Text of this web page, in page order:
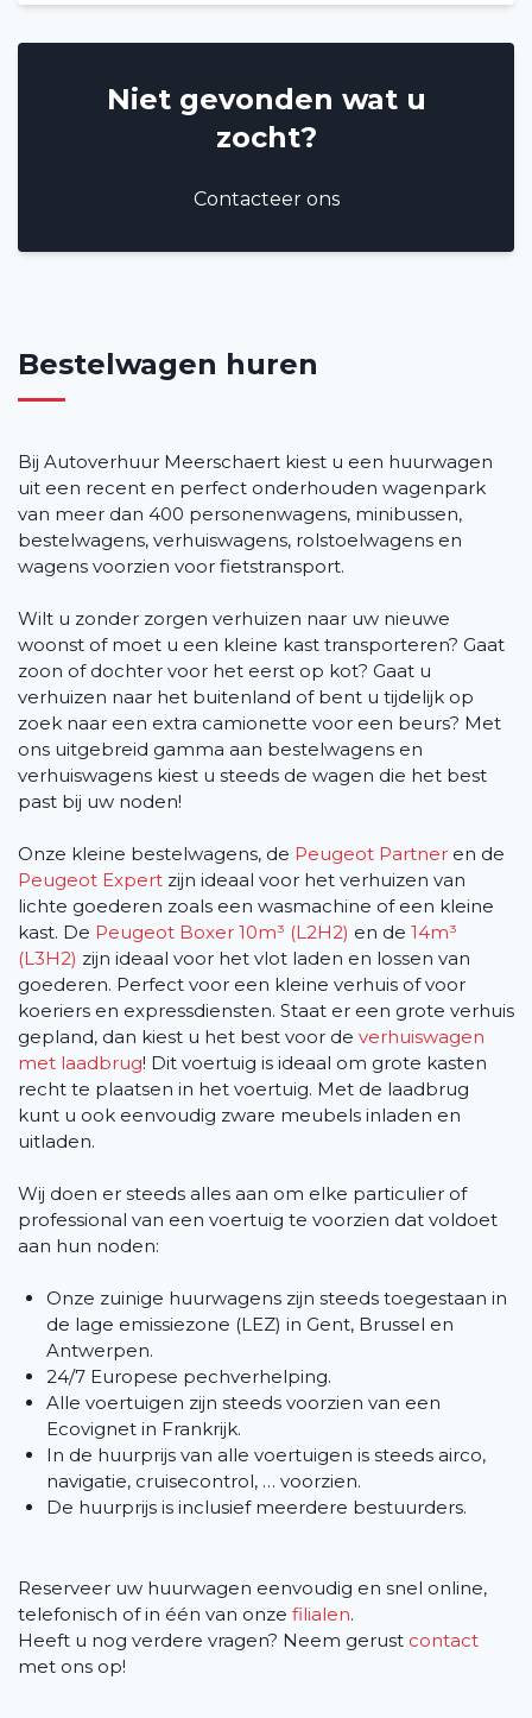
Niet gevonden wat u
zocht?
Contacteer ons
Bestelwagen huren
Bij Autoverhuur Meerschaert kiest u een huurwagen
uit een recent en perfect onderhouden wagenpark
van meer dan 400 personenwagens, minibussen,
bestelwagens, verhuiswagens, rolstoelwagens en
wagens voorzien voor fietstransport.
Wilt u zonder zorgen verhuizen naar uw nieuwe
woonst of moet u een kleine kast transporteren? Gaat
zoon of dochter voor het eerst op kot? Gaat u
verhuizen naar het buitenland of bent u tijdelijk op
zoek naar een extra camionette voor een beurs? Met
ons uitgebreid gamma aan bestelwagens en
verhuiswagens kiest u steeds de wagen die het best
past bij uw noden!
Onze kleine bestelwagens, de Peugeot Partner en de
Peugeot Expert zijn ideaal voor het verhuizen van
lichte goederen zoals een wasmachine of een kleine
kast. De Peugeot Boxer 10m³ (L2H2) en de 14m³
(L3H2) zijn ideaal voor het vlot laden en lossen van
goederen. Perfect voor een kleine verhuis of voor
koeriers en expressdiensten. Staat er een grote verhuis
gepland, dan kiest u het best voor de verhuiswagen
met laadbrug! Dit voertuig is ideaal om grote kasten
recht te plaatsen in het voertuig. Met de laadbrug
kunt u ook eenvoudig zware meubels inladen en
uitladen.
Wij doen er steeds alles aan om elke particulier of
professional van een voertuig te voorzien dat voldoet
aan hun noden:
Onze zuinige huurwagens zijn steeds toegestaan in
de lage emissiezone (LEZ) in Gent, Brussel en
Antwerpen.
24/7 Europese pechverhelping.
Alle voertuigen zijn steeds voorzien van een
Ecovignet in Frankrijk.
In de huurprijs van alle voertuigen is steeds airco,
navigatie, cruisecontrol, … voorzien.
De huurprijs is inclusief meerdere bestuurders.
Reserveer uw huurwagen eenvoudig en snel online,
telefonisch of in één van onze filialen.
Heeft u nog verdere vragen? Neem gerust contact
met ons op!